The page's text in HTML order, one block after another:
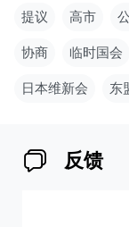
提议 高市
协商 临时国会
日本维新会 东
反馈